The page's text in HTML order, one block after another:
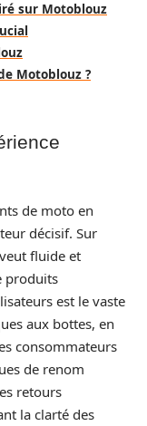
sur Motoblouz
Motoblouz ?
de moto en
décisif. Sur
fluide et
produits
est le vaste
aux bottes, en
consommateurs
de renom
retours
la clarté des